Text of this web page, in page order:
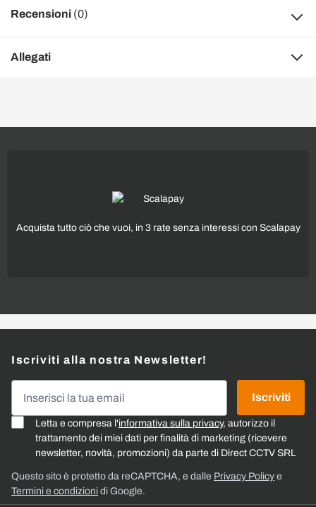
Recensioni (0)
Allegati
Acquista tutto ciò che vuoi, in 3 rate senza interessi con Scalapay
Iscriviti alla nostra Newsletter!
Letta e compresa l'informativa sulla privacy, autorizzo il
trattamento dei miei dati per finalità di marketing (ricevere
newsletter, novità, promozioni) da parte di Direct CCTV SRL
Iscriviti
Questo sito è protetto da reCAPTCHA, e dalle Privacy Policy e
Termini e condizioni di Google.